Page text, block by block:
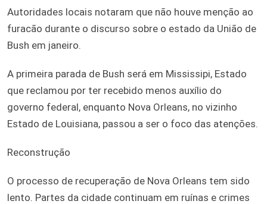
Autoridades locais notaram que não houve menção ao
furacão durante o discurso sobre o estado da União de
Bush em janeiro.
A primeira parada de Bush será em Mississipi, Estado
que reclamou por ter recebido menos auxílio do
governo federal, enquanto Nova Orleans, no vizinho
Estado de Louisiana, passou a ser o foco das atenções.
Reconstrução
O processo de recuperação de Nova Orleans tem sido
lento. Partes da cidade continuam em ruínas e crimes